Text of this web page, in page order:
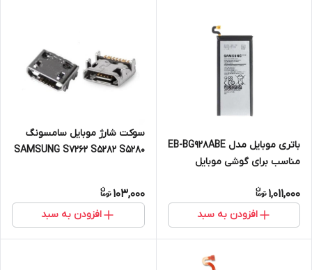
باتری موبایل مدل EB-BG928ABE
مناسب برای گوشی موبایل
Plus
1,011,000
افزودن به سبد
سوکت شارژ موبایل سامسونگ
SAMSUNG S7262 S5282 S5280
103,000
افزودن به سبد